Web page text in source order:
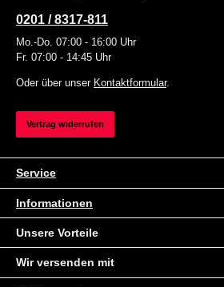
0201 / 8317-811
Mo.-Do. 07:00 - 16:00 Uhr
Fr. 07:00 - 14:45 Uhr
Oder über unser Kontaktformular.
Vertrag widerrufen
Service
Informationen
Unsere Vorteile
Wir versenden mit